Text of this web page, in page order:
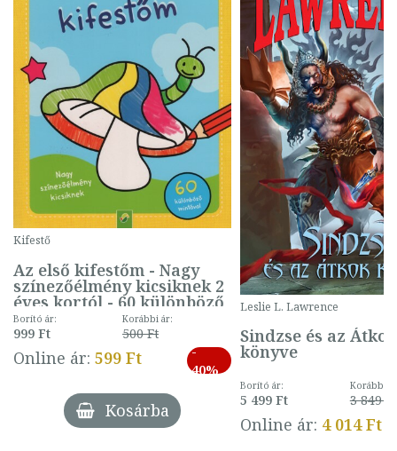
Kifestő
Az első kifestőm - Nagy
színezőélmény kicsiknek 2
éves kortól - 60 különböző
mintával (gombás)
Borító ár:
999 Ft
Korábbi ár:
500 Ft
Online ár: 599 Ft
-
40%
Kosárba
Leslie L. Lawrence
Sindzse és az Átkok
könyve
Borító ár:
5 499 Ft
Korábbi
3 849 Ft
Online ár: 4 014 Ft